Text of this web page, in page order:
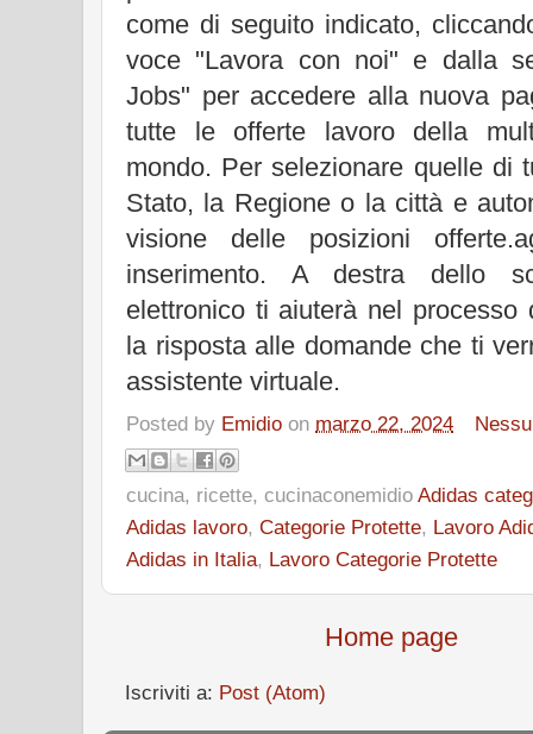
come di seguito indicato,
voce "Lavora con noi" e dalla
Jobs" per accedere alla nuova
tutte le offerte lavoro della
mondo. Per selezionare quelle di
Stato, la Regione o la città e
visione delle posizioni
inserimento. A destra dello
elettronico ti aiuterà nel processo
la risposta alle domande che ti
assistente virtuale.
Posted by Emidio on marzo 22, 2024
cucina, ricette, cucinaconemidio Adidas
Adidas lavoro, Categorie Protette, Lavoro
Adidas in Italia, Lavoro Categorie Protette
Home page
Iscriviti a: Post (Atom)